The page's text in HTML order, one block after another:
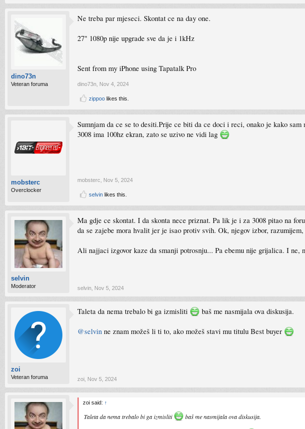
dino73n
Veteran foruma
Ne treba par mjeseci. Skontat ce na day one.
27" 1080p nije upgrade sve da je i 1kHz
Sent from my iPhone using Tapatalk Pro
dino73n Nov 4, 2024
zippoo likes this.
mobsterc
Overclocker
Sumnjam da ce se to desiti.Prije ce biti da ce doci i reci, onako je kako
3008 ima 100hz ekran, zato se uzivo ne vidi lag
mobsterc Nov 5, 2024
selvin likes this.
selvin
Moderator
Ma gdje ce skontat. I da skonta nece priznat. Pa lik je i za 3008 pitao na
da se zajebe mora hvalit jer je isao protiv svih. Ok, njegov izbor,
Ali najjaci izgovor kaze da smanji potrosnju... Pa ebemu nije grijalica. I ne,
selvin Nov 5, 2024
zoi
Veteran foruma
Taleta da nema trebalo bi ga izmisliti baš me nasmijala ova diskusija.
@selvin ne znam možeš li ti to, ako možeš stavi mu titulu Best buyer
zoi Nov 5, 2024
zoi said: ↑
Taleta da nema trebalo bi ga izmisliti baš me nasmijala ova diskusija.